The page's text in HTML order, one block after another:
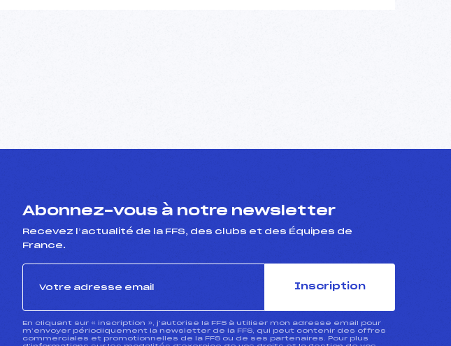
Abonnez-vous à notre newsletter
Recevez l’actualité de la FFS, des clubs et des Équipes de
France.
Inscription
En cliquant sur « inscription », j’autorise la FFS à utiliser mon adresse email pour
m’envoyer périodiquement la newsletter de la FFS, qui peut contenir des offres
commerciales et promotionnelles de la FFS ou de ses partenaires. Pour plus